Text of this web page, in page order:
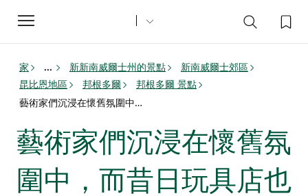
Toggle
navigation
家 ... 新新南威爾士州的景點
新南威爾士郊區
昆比恩地區
邦根多爾
邦根多爾 景點
藝術家們沉浸在懷舊氛圍中，而昔日玩具店也重新開幕。
藝術家們沉浸在懷舊氛
圍中，而昔日玩具店也